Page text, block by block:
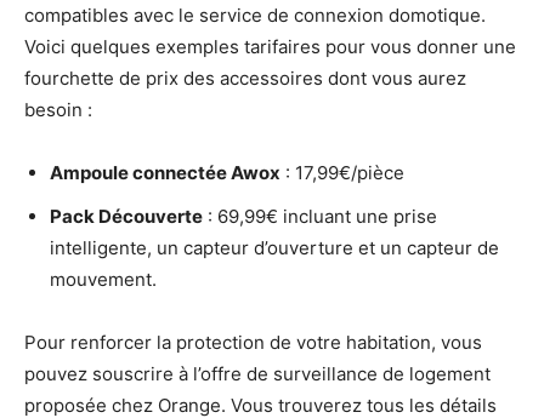
compatibles avec le service de connexion domotique.
Voici quelques exemples tarifaires pour vous donner une
fourchette de prix des accessoires dont vous aurez
besoin :
Ampoule connectée Awox : 17,99€/pièce
Pack Découverte : 69,99€ incluant une prise
intelligente, un capteur d’ouverture et un capteur de
mouvement.
Pour renforcer la protection de votre habitation, vous
pouvez souscrire à l’offre de surveillance de logement
proposée chez Orange. Vous trouverez tous les détails